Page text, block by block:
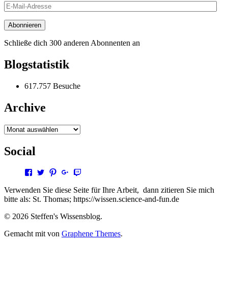
E-
Mail-
Adresse
Abonnieren
Schließe dich 300 anderen Abonnenten an
Blogstatistik
617.757 Besuche
Archive
Archive
Social
Profil
steffen.thomas1
auf
Facebook
anzeigen
Profil
steto123
auf
Twitter
anzeigen
Profil
steffen3669
auf
Pinterest
anzeigen
Profil
Steffen
Thomas
auf
Google+
anzeigen
steto123
auf
Twitch
anzeigen
Verwenden Sie diese Seite für Ihre Arbeit, dann zitieren Sie mich
bitte als: St. Thomas; https://wissen.science-and-fun.de
© 2026 Steffen's Wissensblog.
Gemacht mit von Graphene Themes.